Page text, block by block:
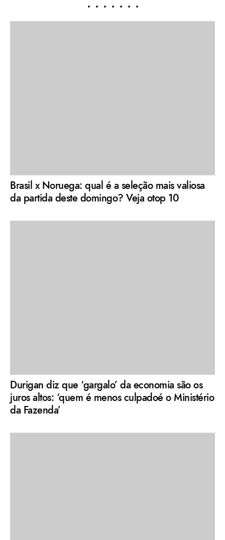
Brasil x Noruega: qual é a seleção mais valiosa
da partida deste domingo? Veja otop 10
Durigan diz que ‘gargalo’ da economia são os
juros altos: ‘quem é menos culpadoé o Ministério
da Fazenda’